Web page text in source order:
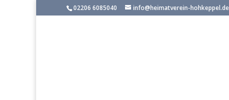
02206 6085040 info@heimatverein-hohkeppel.de